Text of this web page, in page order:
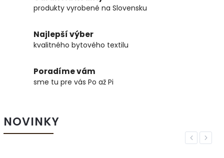
produkty vyrobené na Slovensku
Najlepší výber
kvalitného bytového textilu
Poradíme vám
sme tu pre vás Po až Pi
NOVINKY
Previous
Next